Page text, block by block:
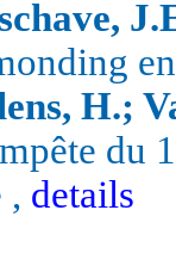
H.;
du
, details